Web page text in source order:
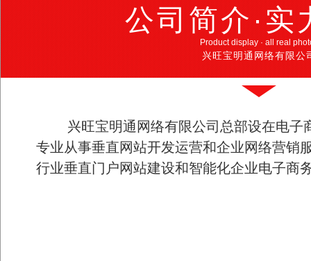
公司简介·实
Product display · all real
兴旺宝明通网络有限公
兴旺宝明通网络有限公司总部设在电子
专业从事垂直网站开发运营和企业网络营销
行业垂直门户网站建设和智能化企业电子商